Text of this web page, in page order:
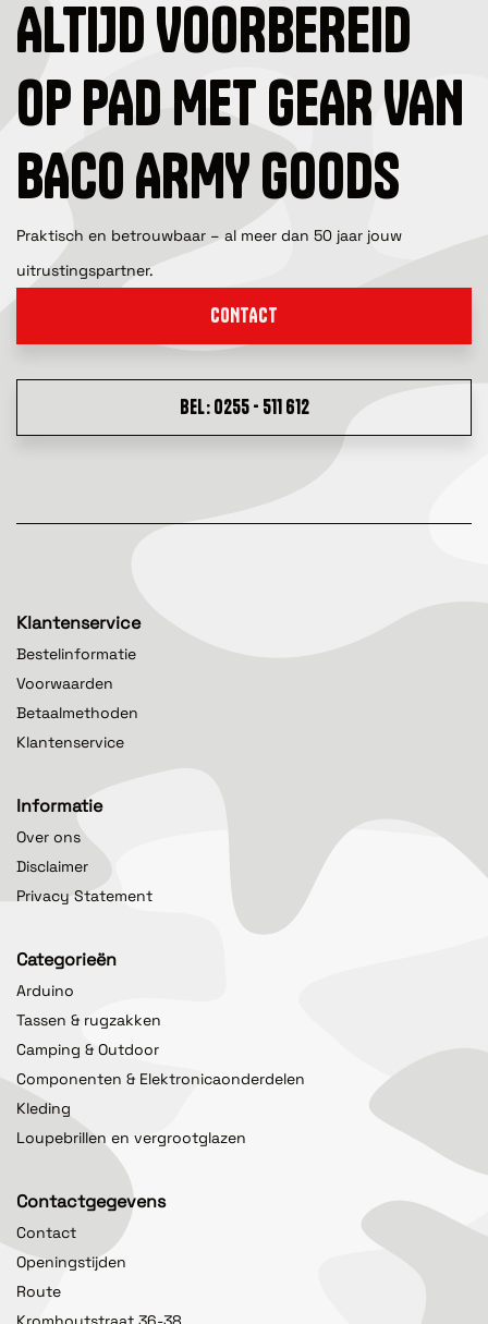
ALTIJD VOORBEREID
OP PAD MET GEAR VAN
BACO ARMY GOODS
Praktisch en betrouwbaar – al meer dan 50 jaar jouw
uitrustingspartner.
CONTACT
BEL: 0255 - 511 612
Klantenservice
Bestelinformatie
Voorwaarden
Betaalmethoden
Klantenservice
Informatie
Over ons
Disclaimer
Privacy Statement
Categorieën
Arduino
Tassen & rugzakken
Camping & Outdoor
Componenten & Elektronicaonderdelen
Kleding
Loupebrillen en vergrootglazen
Contactgegevens
Contact
Openingstijden
Route